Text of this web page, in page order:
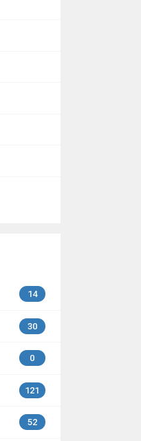
14
30
0
121
52